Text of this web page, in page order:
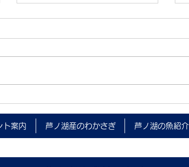
箱根町消防本部 水難救助訓練
(ダイビング)実施のお知らせ
ト案内 芦ノ湖産のわかさぎ 芦ノ湖の魚紹介